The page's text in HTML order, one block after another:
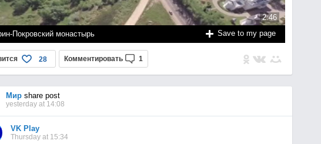
2:46
Покровский монастырь Save to my page
28 Комментировать 1
Мирshare post
yesterday at 14:08
VK Play
Thursday at 15:34